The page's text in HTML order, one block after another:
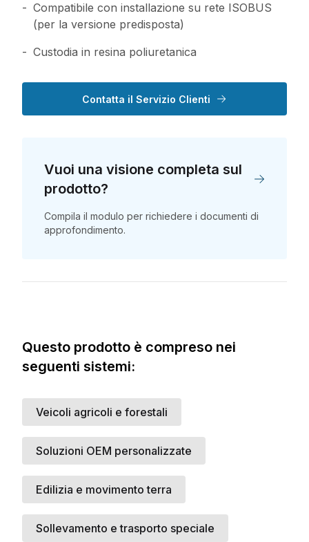
Compatibile con installazione su rete ISOBUS
(per la versione predisposta)
Custodia in resina poliuretanica
Contatta il Servizio Clienti
Vuoi una visione completa sul
prodotto?
Compila il modulo per richiedere i documenti di
approfondimento.
prodotto?
Compila il seguente modulo per
ricevere i documenti di
nostro esperto.
Cognome* Nome Azienda
P.IVA* Telefono
Abbiamo ricevuto la tua
richiesta di supporto
Verrai ricontattato da un membro del
nostro team il prima possibile.
Questo prodotto è compreso nei
seguenti sistemi:
Veicoli agricoli e forestali
Soluzioni OEM personalizzate
Edilizia e movimento terra
Sollevamento e trasporto speciale